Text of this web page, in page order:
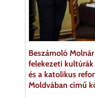
Beszámoló
felekezeti
és a katolikus
Moldvában című